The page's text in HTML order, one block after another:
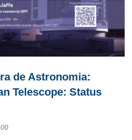
de Astronomia:
Telescope: Status